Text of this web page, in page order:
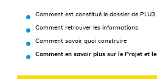
Comment est constitué le dossier de
Comment retrouver les informations
Comment savoir quoi construire
Comment en savoir plus sur le Projet et